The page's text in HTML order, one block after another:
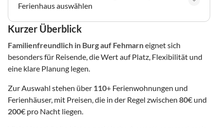
Ferienhaus auswählen
Kurzer Überblick
Familienfreundlich in Burg auf Fehmarneignet sich
besonders für Reisende, die Wert auf Platz, Flexibilität und
eine klare Planung legen.
Zur Auswahl stehen über 110+ Ferienwohnungen und
Ferienhäuser, mit Preisen, die in der Regel zwischen 80€ und
200€ pro Nacht liegen.